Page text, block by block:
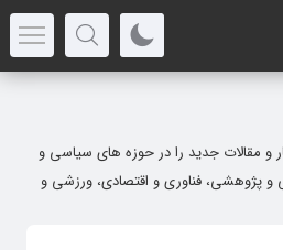
و مقالات جدید را در حوزه های سیاسی و
و پژوهشی، فناوری و اقتصادی، ورزشی و